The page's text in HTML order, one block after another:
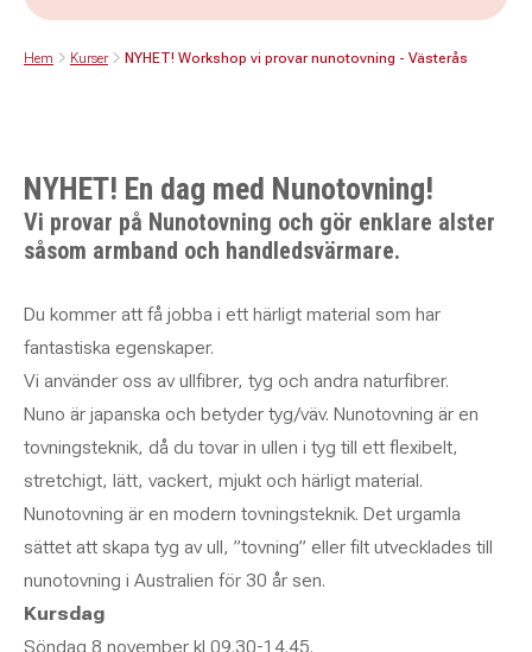
Hem Kurser NYHET! Workshop vi provar nunotovning - Västerås
NYHET! En dag med Nunotovning!
Vi provar på Nunotovning och gör enklare alster
såsom armband och handledsvärmare.
Du kommer att få jobba i ett härligt material som har
fantastiska egenskaper.
Vi använder oss av ullfibrer, tyg och andra naturfibrer.
Nuno är japanska och betyder tyg/väv. Nunotovning är en
tovningsteknik, då du tovar in ullen i tyg till ett flexibelt,
stretchigt, lätt, vackert, mjukt och härligt material.
Nunotovning är en modern tovningsteknik. Det urgamla
sättet att skapa tyg av ull, ”tovning” eller filt utvecklades till
nunotovning i Australien för 30 år sen.
Kursdag
Söndag 8 november kl 09.30-14.45.